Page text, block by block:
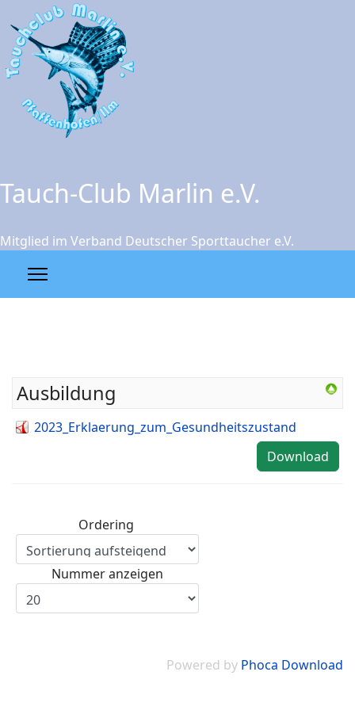
Tauch-Club Marlin e.V.
Mitglied im Verband Deutscher Sporttaucher e.V.
Ausbildung
2023_Erklaerung_zum_Gesundheitszustand
Download
Ordering
Nummer anzeigen
Powered by Phoca Download